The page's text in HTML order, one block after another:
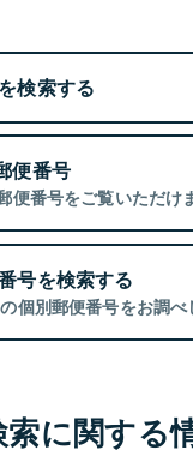
検索する
便番号
便番号をご覧いただけ
号を検索する
個別郵便番号をお調べ
に関する